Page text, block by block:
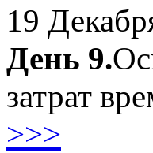
19
День 9.
затрат
>>>